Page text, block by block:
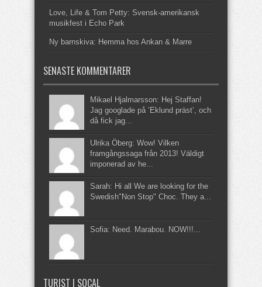
Love, Life & Tom Petty: Svensk-amerikansk
musikfest i Echo Park
Ny barnskiva: Hemma hos Ankan & Marre
SENASTE KOMMENTARER
Mikael Hjalmarsson: Hej Staffan!
Jag googlade på ’Eklund präst’, och
då fick jag...
Ulrika Öberg: Wow! Vilken
framgångssaga från 2013! Väldigt
imponerad av he...
Sarah: Hi all We are looking for the
Swedish"Non Stop" Choc. They a...
Sofia: Need. Marabou. NOW!!!...
TURIST I SOCAL